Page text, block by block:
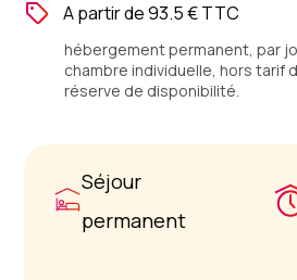
A partir de 93.5 € TTC
hébergement permanent, par
chambre individuelle, hors tarif
réserve de disponibilité.
Séjour
permanent